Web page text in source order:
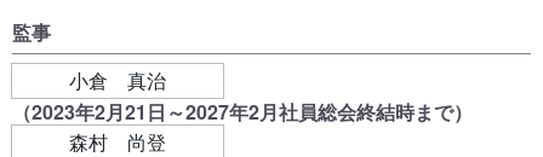
監事
小倉 真治
（2023年2月21日～2027年2月社員総会終結時まで）
森村 尚登